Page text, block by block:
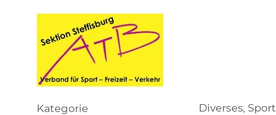
Kategorie Diverses, Sport